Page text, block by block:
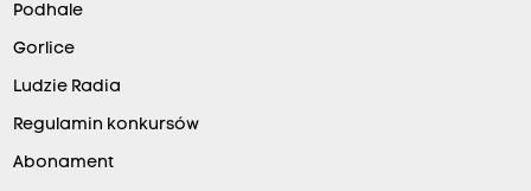
Podhale
Gorlice
Ludzie Radia
Regulamin konkursów
Abonament